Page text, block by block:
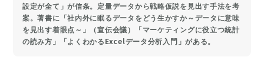
設定が全て」が信条。定量データから戦略仮説を見出す手法を考
案。著書に「社内外に眠るデータをどう生かすか～データに意味
を見出す着眼点～」（宣伝会議）「マーケティングに役立つ統計
の読み方」「よくわかるExcelデータ分析入門」がある。